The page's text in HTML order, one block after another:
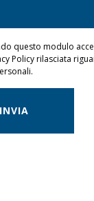
questo modulo
Policy rilasciata